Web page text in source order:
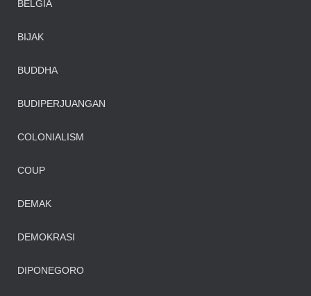
BELGIA
BIJAK
BUDDHA
BUDIPERJUANGAN
COLONIALISM
COUP
DEMAK
DEMOKRASI
DIPONEGORO